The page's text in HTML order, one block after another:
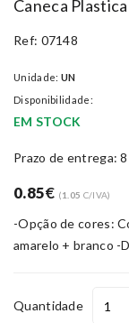
Caneca
Ref: 07148
Unidade: UN
Disponibilidade:
EM STOCK
Prazo de entrega:
0.85€ (1.05 C/IVA)
-Opção de cores:
amarelo + branco -
Quantidade